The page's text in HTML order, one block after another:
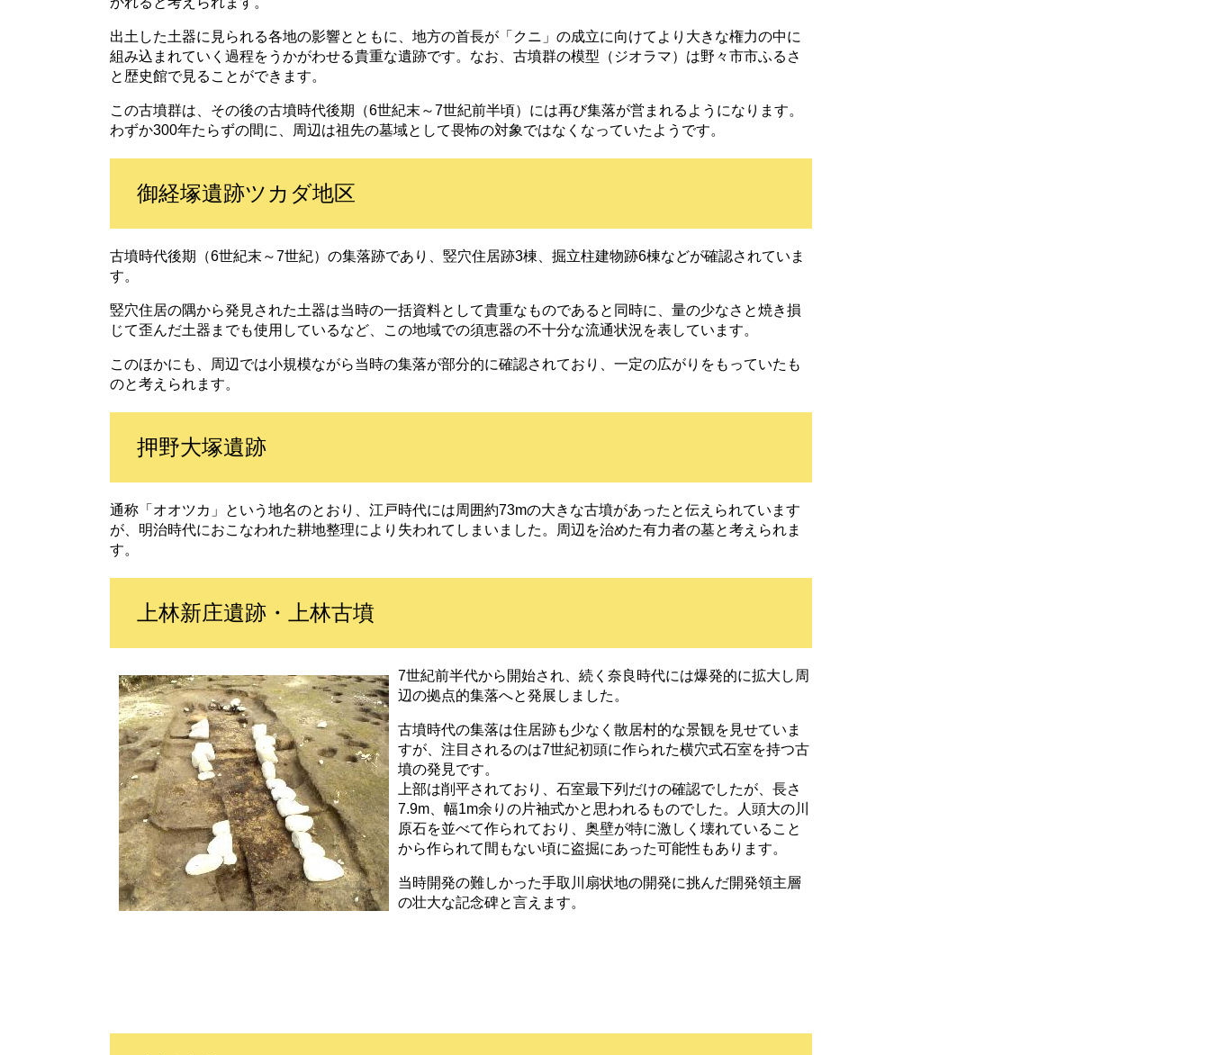
出土した土器に見られる各地の影響とともに、地方の首長が「クニ」の成立に向けてより大きな権力の中に
組み込まれていく過程をうかがわせる貴重な遺跡です。なお、古墳群の模型（ジオラマ）は野々市市ふるさ
と歴史館で見ることができます。
この古墳群は、その後の古墳時代後期（6世紀末～7世紀前半頃）には再び集落が営まれるようになります。
わずか300年たらずの間に、周辺は祖先の墓域として畏怖の対象ではなくなっていたようです。
御経塚遺跡ツカダ地区
古墳時代後期（6世紀末～7世紀）の集落跡であり、竪穴住居跡3棟、掘立柱建物跡6棟などが確認されていま
す。
竪穴住居の隅から発見された土器は当時の一括資料として貴重なものであると同時に、量の少なさと焼き損
じて歪んだ土器までも使用しているなど、この地域での須恵器の不十分な流通状況を表しています。
このほかにも、周辺では小規模ながら当時の集落が部分的に確認されており、一定の広がりをもっていたも
のと考えられます。
押野大塚遺跡
通称「オオツカ」という地名のとおり、江戸時代には周囲約73mの大きな古墳があったと伝えられています
が、明治時代におこなわれた耕地整理により失われてしまいました。周辺を治めた有力者の墓と考えられま
す。
上林新庄遺跡・上林古墳
7世紀前半代から開始され、続く奈良時代には爆発的に拡大し周
辺の拠点的集落へと発展しました。
古墳時代の集落は住居跡も少なく散居村的な景観を見せていま
すが、注目されるのは7世紀初頭に作られた横穴式石室を持つ古
墳の発見です。
上部は削平されており、石室最下列だけの確認でしたが、長さ
7.9m、幅1m余りの片袖式かと思われるものでした。人頭大の川
原石を並べて作られており、奥壁が特に激しく壊れていること
から作られて間もない頃に盗掘にあった可能性もあります。
当時開発の難しかった手取川扇状地の開発に挑んだ開発領主層
の壮大な記念碑と言えます。